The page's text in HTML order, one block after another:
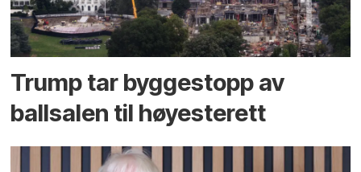
Trump tar byggestopp av
ballsalen til høyesterett